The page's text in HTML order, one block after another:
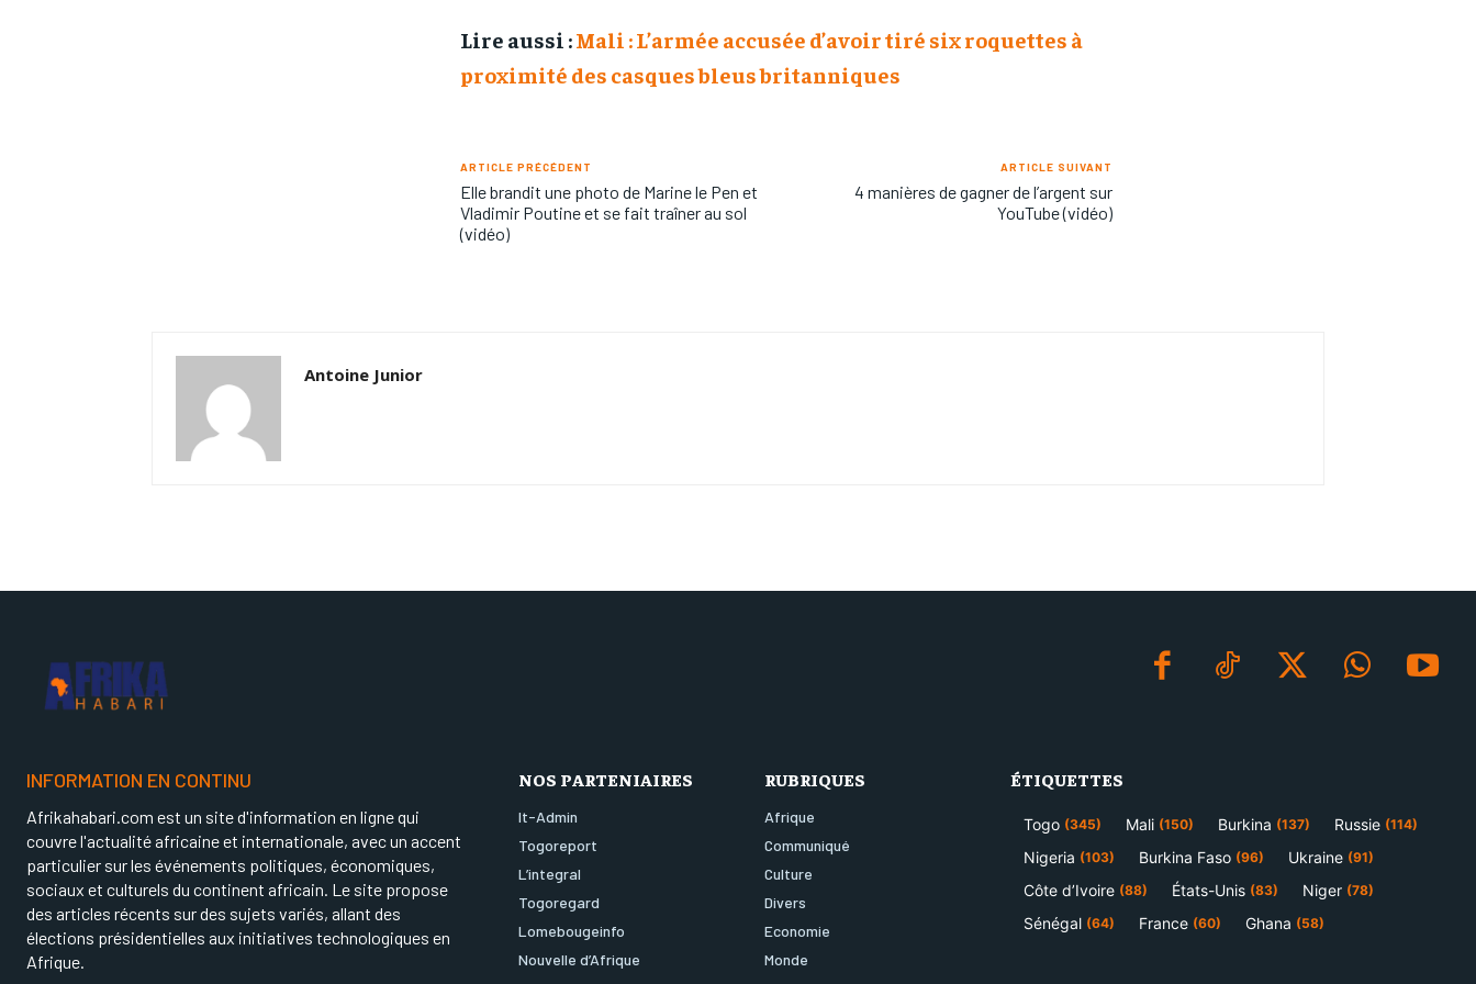
Lire aussi :Mali : L’armée accusée d’avoir tiré six roquettes à
proximité des casques bleus britanniques
ARTICLE PRÉCÉDENT
Elle brandit une photo de Marine le Pen et
Vladimir Poutine et se fait traîner au sol
(vidéo)
ARTICLE SUIVANT
4 manières de gagner de l’argent sur
YouTube (vidéo)
Antoine Junior
INFORMATION EN CONTINU
Afrikahabari.com est un site d'information en ligne qui
couvre l'actualité africaine et internationale, avec un accent
particulier sur les événements politiques, économiques,
sociaux et culturels du continent africain. Le site propose
des articles récents sur des sujets variés, allant des
élections présidentielles aux initiatives technologiques en
Afrique.
NOS PARTENIAIRES
It-Admin
Togoreport
L’integral
Togoregard
Lomebougeinfo
Nouvelle d’Afrique
RUBRIQUES
Afrique
Communiqué
Culture
Divers
Economie
Monde
ÉTIQUETTES
Togo (345) Mali (150) Burkina (137) Russie (114)
Nigeria (103) Burkina Faso (96) Ukraine (91)
Côte d’Ivoire (88) États-Unis (83) Niger (78)
Sénégal (64) France (60) Ghana (58)